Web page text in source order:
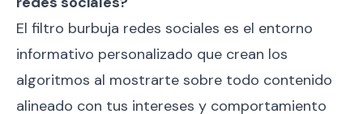
El filtro burbuja redes sociales es el entorno
informativo personalizado que crean los
algoritmos al mostrarte sobre todo contenido
alineado con tus intereses y comportamiento